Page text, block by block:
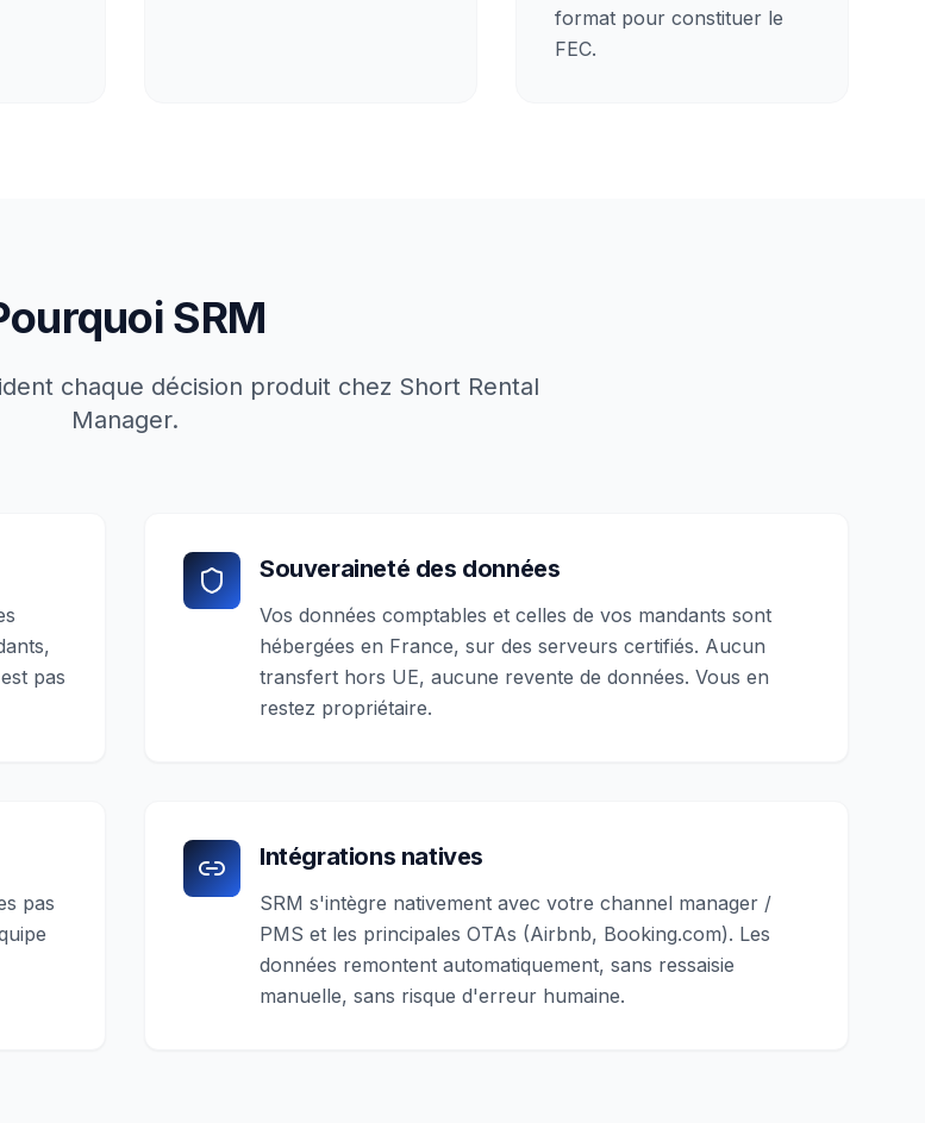
format pour constituer le
FEC.
SRM
chaque décision produit chez Short Rental
Manager.
pas
Souveraineté des données
Vos données comptables et celles de vos mandants sont
hébergées en France, sur des serveurs certifiés. Aucun
transfert hors UE, aucune revente de données. Vous en
restez propriétaire.
pas
Intégrations natives
SRM s'intègre nativement avec votre channel manager /
PMS et les principales OTAs (Airbnb, Booking.com). Les
données remontent automatiquement, sans ressaisie
manuelle, sans risque d'erreur humaine.